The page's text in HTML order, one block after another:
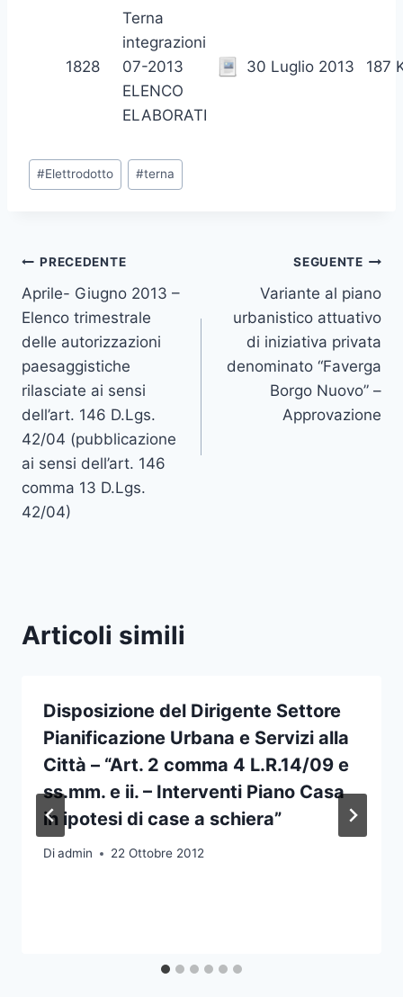
1828
Terna
integrazioni
07-2013
ELENCO
ELABORATI
30 Luglio 2013 187
Tag
articolo:
#Elettrodotto #terna
Navigazione
articoli
PRECEDENTE
Aprile- Giugno 2013 –
Elenco trimestrale
delle autorizzazioni
paesaggistiche
rilasciate ai sensi
dell’art. 146 D.Lgs.
42/04 (pubblicazione
ai sensi dell’art. 146
comma 13 D.Lgs.
42/04)
SEGUENTE
Variante al piano
urbanistico attuativo
di iniziativa privata
denominato “Faverga
Borgo Nuovo” –
Approvazione
Articoli simili
Disposizione del Dirigente Settore
Pianificazione Urbana e Servizi alla
Città – “Art. 2 comma 4 L.R.14/09 e
ss.mm. e ii. – Interventi Piano Casa
in ipotesi di case a schiera”
Diadmin 22 Ottobre 2012